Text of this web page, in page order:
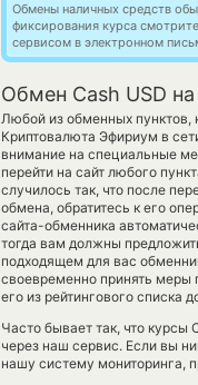
Обмены наличных средств
фиксирования курса
сервисом в электронном
Обмен Cash USD
Любой из обменных пунктов,
Криптовалюта Эфириум в
внимание на специальные
перейти на сайт любого
случилось так, что после
обмена, обратитесь к его
сайта-обменника
тогда вам должны
подходящем для вас
своевременно принять
его из рейтингового списка
Часто бывает так, что курсы
через наш сервис. Если вы
нашу систему мониторинга,